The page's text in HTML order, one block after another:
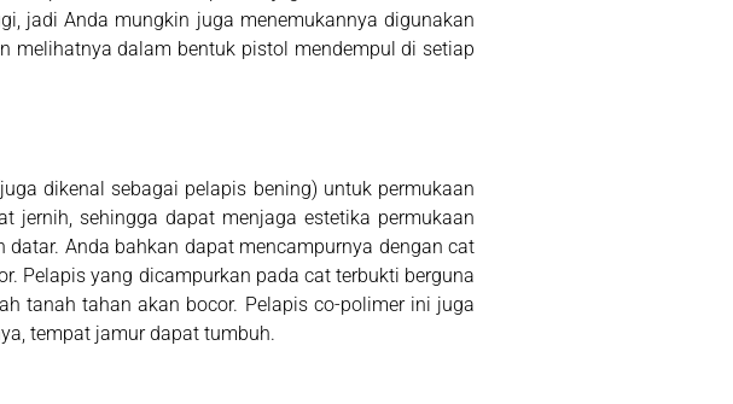
jadi Anda mungkin juga menemukannya digunakan
melihatnya dalam bentuk pistol mendempul di setiap
dikenal sebagai pelapis bening) untuk permukaan
jernih, sehingga dapat menjaga estetika permukaan
Anda bahkan dapat mencampurnya dengan cat
Pelapis yang dicampurkan pada cat terbukti berguna
tanah tahan akan bocor. Pelapis co-polimer ini juga
tempat jamur dapat tumbuh.